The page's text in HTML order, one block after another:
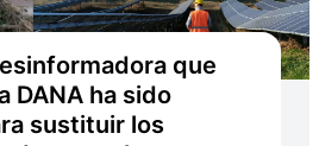
que
DANA ha sido
sustituir los